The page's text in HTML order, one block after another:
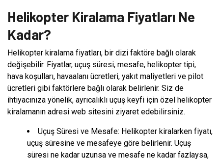
Helikopter Kiralama Fiyatları Ne
Kadar?
Helikopter kiralama fiyatları, bir dizi faktöre bağlı olarak
değişebilir. Fiyatlar, uçuş süresi, mesafe, helikopter tipi,
hava koşulları, havaalanı ücretleri, yakıt maliyetleri ve pilot
ücretleri gibi faktörlere bağlı olarak belirlenir. Siz de
ihtiyacınıza yönelik, ayrıcalıklı uçuş keyfi için özel helikopter
kiralamanın adresi web sitesini ziyaret edebilirsiniz.
Uçuş Süresi ve Mesafe: Helikopter kiralarken fiyatı,
uçuş süresine ve mesafeye göre belirlenir. Uçuş
süresi ne kadar uzunsa ve mesafe ne kadar fazlaysa,